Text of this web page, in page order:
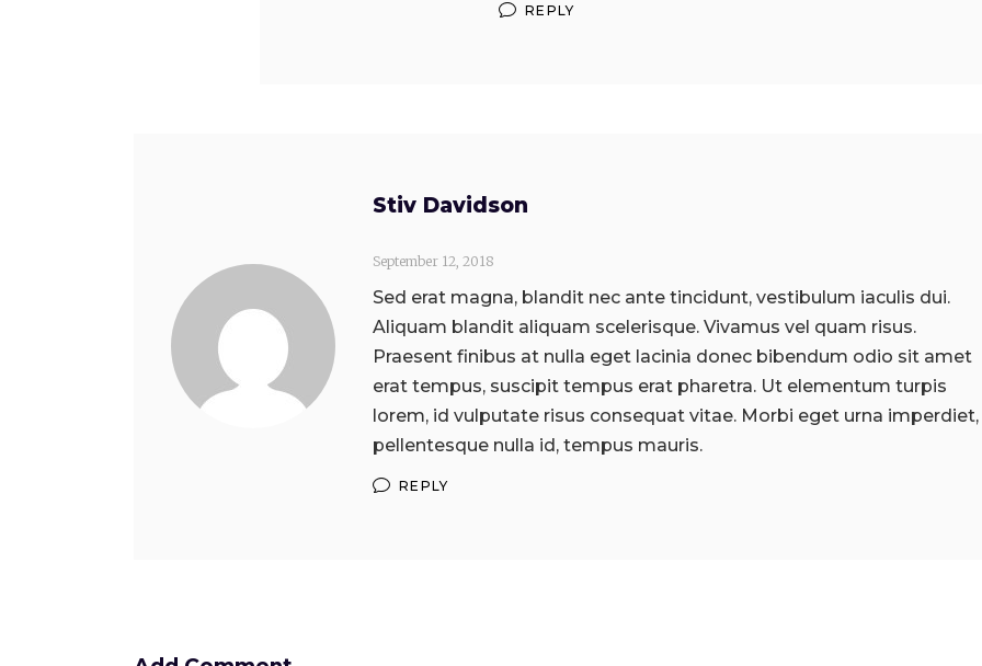
REPLY
Stiv Davidson
September 12, 2018
Sed erat magna, blandit nec ante tincidunt, vestibulum iaculis dui.
Aliquam blandit aliquam scelerisque. Vivamus vel quam risus.
Praesent finibus at nulla eget lacinia donec bibendum odio sit amet
erat tempus, suscipit tempus erat pharetra. Ut elementum turpis
lorem, id vulputate risus consequat vitae. Morbi eget urna imperdiet,
pellentesque nulla id, tempus mauris.
REPLY